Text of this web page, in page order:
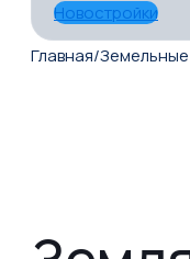
Новостройки
Главная/Земельные